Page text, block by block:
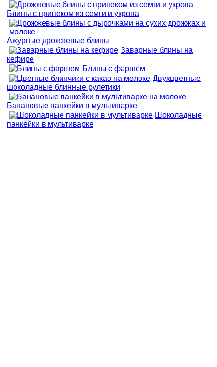
Блины с припеком из семги и укропа
Ажурные дрожжевые блины
Заварные блины на
кефире
Блины с фаршем
Двухцветные
шоколадные блинные рулетики
Банановые панкейки в мультиварке
Шоколадные
панкейки в мультиварке